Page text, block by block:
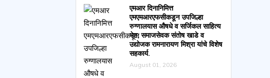
एमआर दिनानिमित्त
एमएमआरएफसीकडून उपजिल्हा
रुग्णालयास औषधे व सर्जिकल साहित्य
भेट; समाजसेवक संतोष खाडे व
उद्योजक रामनारायण मिश्रा यांचे विशेष
सहकार्य.
August 01, 2026